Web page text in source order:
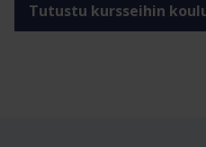
Tutustu kursseihin